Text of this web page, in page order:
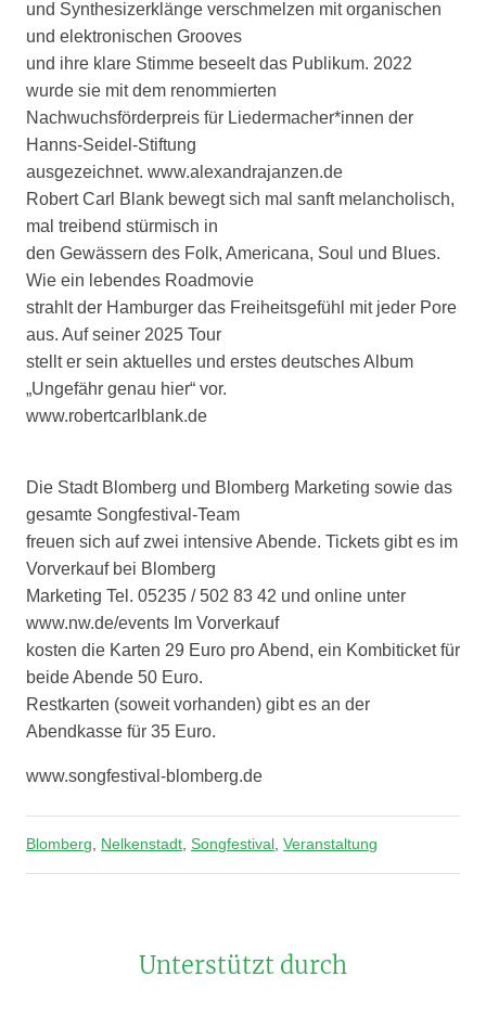
und Synthesizerklänge verschmelzen mit organischen
und elektronischen Grooves
und ihre klare Stimme beseelt das Publikum. 2022
wurde sie mit dem renommierten
Nachwuchsförderpreis für Liedermacher*innen der
Hanns-Seidel-Stiftung
ausgezeichnet. www.alexandrajanzen.de
Robert Carl Blank bewegt sich mal sanft melancholisch,
mal treibend stürmisch in
den Gewässern des Folk, Americana, Soul und Blues.
Wie ein lebendes Roadmovie
strahlt der Hamburger das Freiheitsgefühl mit jeder Pore
aus. Auf seiner 2025 Tour
stellt er sein aktuelles und erstes deutsches Album
„Ungefähr genau hier“ vor.
www.robertcarlblank.de
Die Stadt Blomberg und Blomberg Marketing sowie das
gesamte Songfestival-Team
freuen sich auf zwei intensive Abende. Tickets gibt es im
Vorverkauf bei Blomberg
Marketing Tel. 05235 / 502 83 42 und online unter
www.nw.de/events Im Vorverkauf
kosten die Karten 29 Euro pro Abend, ein Kombiticket für
beide Abende 50 Euro.
Restkarten (soweit vorhanden) gibt es an der
Abendkasse für 35 Euro.
www.songfestival-blomberg.de
Blomberg, Nelkenstadt, Songfestival , Veranstaltung
Unterstützt durch